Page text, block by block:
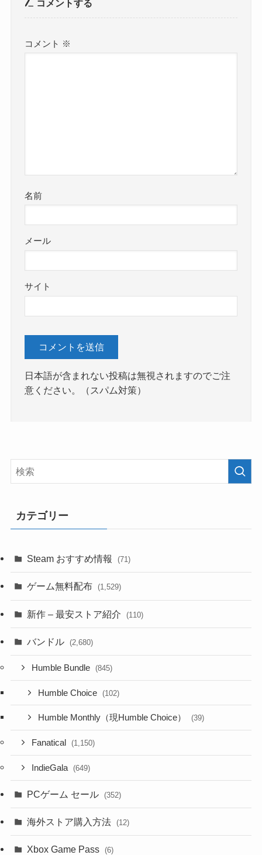
コメントする
コメント ※
名前
メール
サイト
日本語が含まれない投稿は無視されますのでご注
意ください。（スパム対策）
カテゴリー
Steam おすすめ情報 (71)
ゲーム無料配布 (1,529)
新作 – 最安ストア紹介 (110)
バンドル (2,680)
Humble Bundle (845)
Humble Choice (102)
Humble Monthly（現Humble Choice） (39)
Fanatical (1,150)
IndieGala (649)
PCゲーム セール (352)
海外ストア購入方法 (12)
Xbox Game Pass (6)